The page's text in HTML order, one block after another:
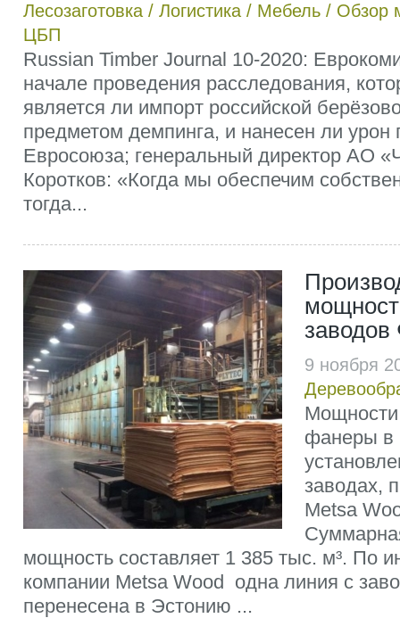
Лесозаготовка / Логистика / Мебель / Обзор
ЦБП
Russian Timber Journal 10-2020:
начале проведения расследования,
является ли импорт российской
предметом демпинга, и нанесен ли
Евросоюза; генеральный директор АО
Коротков: «Когда мы обеспечим
тогда...
9 ноября
Мощности
фанеры в
заводах,
Metsa
мощность составляет 1 385 тыс. м³. По
компании Metsa Wood одна линия с
перенесена в Эстонию ...